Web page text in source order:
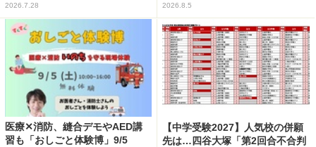
2026.7.28 2026.8.5
医療✕消防、縫合デモやAED講
習も「おしごと体験博」9/5
【中学受験2027】人気校の併願
先は…四谷大塚「第2回合不合判